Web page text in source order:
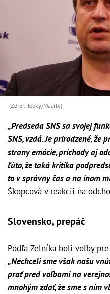
(Zdroj: Topky/Maarty)
„Predseda SNS sa svojej
SNS, vzdá. Je prirodzené, že
strany emócie, príchody aj
ľúto, že taká kritika
to v správny čas a na inom
Škopcová v reakcii na
Slovensko, prepáč
Podľa Zelníka boli voľby
„Nechceli sme však našu
prať pred voľbami na
mnohým zdať, že sme s ním